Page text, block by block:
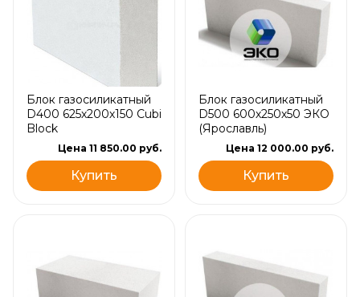
Блок газосиликатный
D400 625х200х150 Cubi
Block
Цена 11 850.00 руб.
Купить
Блок газосиликатный
D500 600х250х50 ЭКО
(Ярославль)
Цена 12 000.00 руб.
Купить